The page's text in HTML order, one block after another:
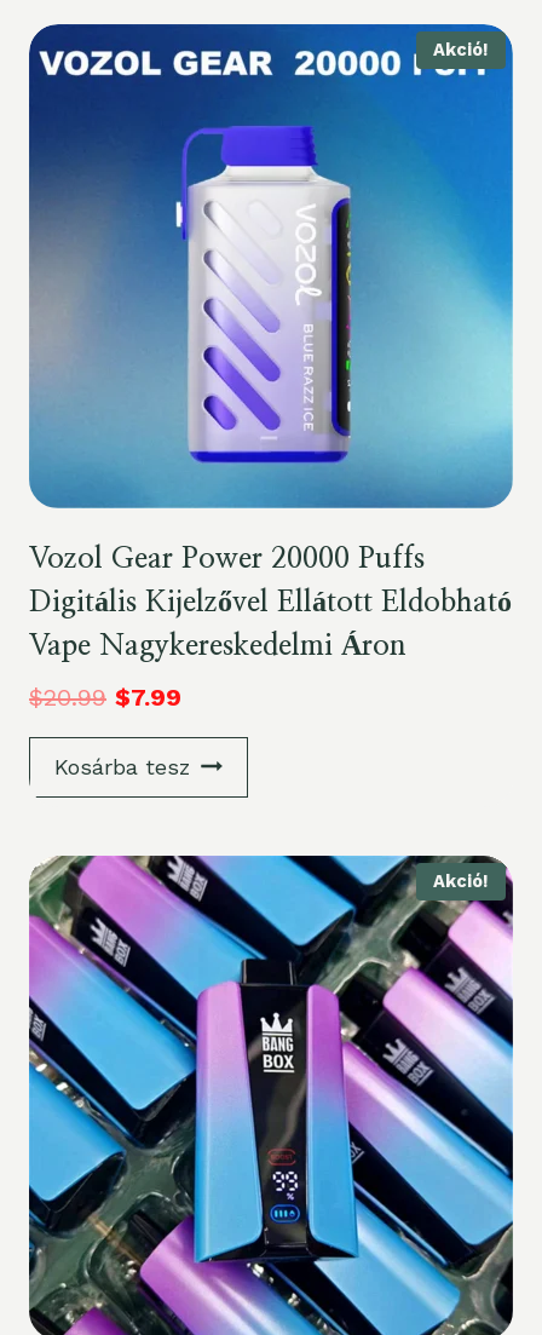
Akció!
Vozol Gear Power 20000 Puffs
Digitális Kijelzővel Ellátott Eldobható
Vape Nagykereskedelmi Áron
$20.99 $7.99
Kosárba tesz
Akció!